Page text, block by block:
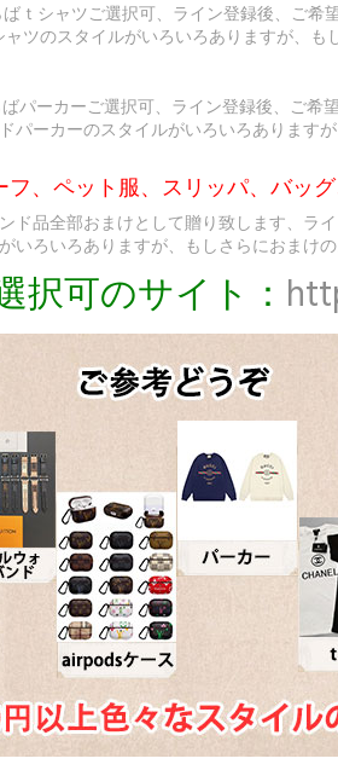
ｔシャツご選択可、ライン登録後、ご
ツのスタイルがいろいろありますが、
パーカーご選択可、ライン登録後、ご希
パーカーのスタイルがいろいろありま
、ペット服、スリッパ、バッ
ド品全部おまけとして贈り致します、ラ
いろいろありますが、もしさらにおま
択可のサイト：